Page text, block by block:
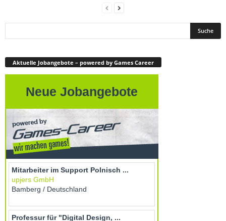
Aktuelle Jobangebote – powered by Games Career